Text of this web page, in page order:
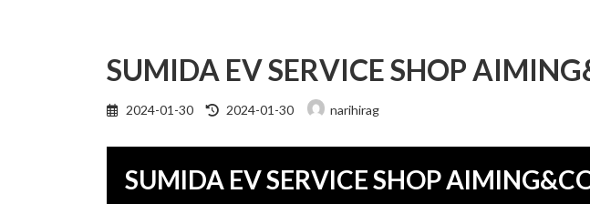
SUMIDA EV SERVICE SHOP
2024-01-30
最
日
2024-01-30 narihirag
SUMIDA EV SERVICE SHOP